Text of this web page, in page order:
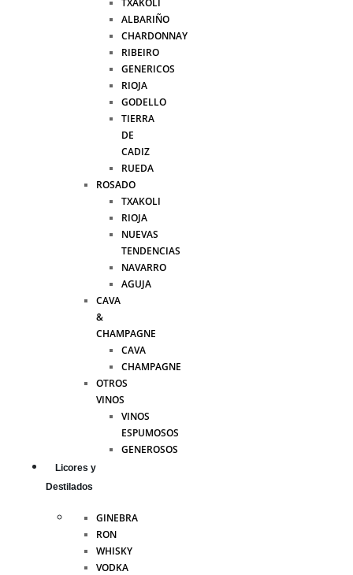
TXAKOLI
ALBARIÑO
CHARDONNAY
RIBEIRO
GENERICOS
RIOJA
GODELLO
TIERRA
DE
CADIZ
RUEDA
ROSADO
TXAKOLI
RIOJA
NUEVAS
TENDENCIAS
NAVARRO
AGUJA
CAVA
&
CHAMPAGNE
CAVA
CHAMPAGNE
OTROS
VINOS
VINOS
ESPUMOSOS
GENEROSOS
Licores y
Destilados
GINEBRA
RON
WHISKY
VODKA